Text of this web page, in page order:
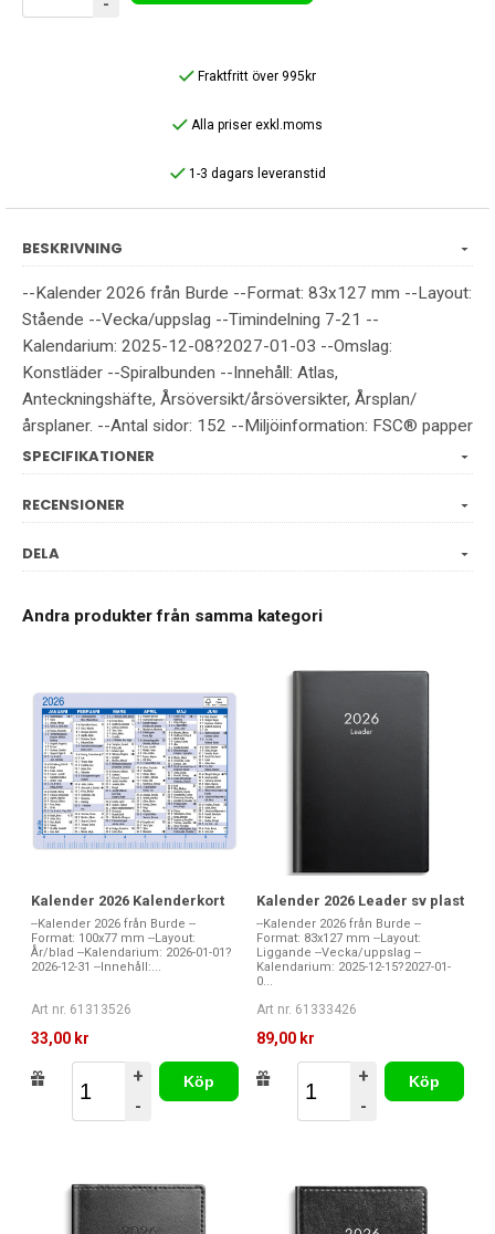
-
Fraktfritt över 995kr
Alla priser exkl.moms
1-3 dagars leveranstid
BESKRIVNING
--Kalender 2026 från Burde --Format: 83x127 mm --Layout:
Stående --Vecka/uppslag --Timindelning 7-21 --
Kalendarium: 2025-12-08?2027-01-03 --Omslag:
Konstläder --Spiralbunden --Innehåll: Atlas,
Anteckningshäfte, Årsöversikt/årsöversikter, Årsplan/
årsplaner. --Antal sidor: 152 --Miljöinformation: FSC® papper
SPECIFIKATIONER
RECENSIONER
DELA
Andra produkter från samma kategori
Kalender 2026 Kalenderkort
--Kalender 2026 från Burde --
Format: 100x77 mm --Layout:
År/blad --Kalendarium: 2026-01-01?
2026-12-31 --Innehåll:...
Art nr. 61313526
33,00 kr
+
-
Köp
Kalender 2026 Leader sv plast
--Kalender 2026 från Burde --
Format: 83x127 mm --Layout:
Liggande --Vecka/uppslag --
Kalendarium: 2025-12-15?2027-01-
0...
Art nr. 61333426
89,00 kr
+
-
Köp